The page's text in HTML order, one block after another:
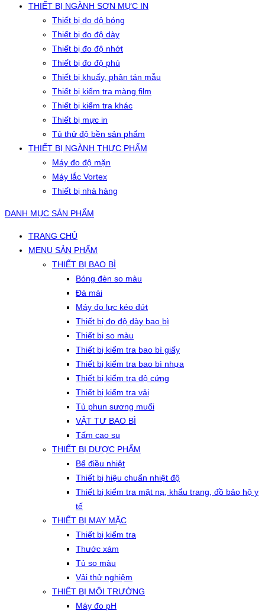
THIẾT BỊ NGÀNH SƠN MỰC IN
Thiết bị đo độ bóng
Thiết bị đo độ dày
Thiết bị đo độ nhớt
Thiết bị đo độ phủ
Thiết bị khuấy, phân tán mẫu
Thiết bị kiểm tra màng film
Thiết bị kiểm tra khác
Thiết bị mực in
Tủ thử độ bền sản phẩm
THIẾT BỊ NGÀNH THỰC PHẨM
Máy đo độ mặn
Máy lắc Vortex
Thiết bị nhà hàng
DANH MỤC SẢN PHẨM
TRANG CHỦ
MENU SẢN PHẨM
THIẾT BỊ BAO BÌ
Bóng đèn so màu
Đá mài
Máy đo lực kéo đứt
Thiết bị đo độ dày bao bì
Thiết bị so màu
Thiết bị kiểm tra bao bì giấy
Thiết bị kiểm tra bao bì nhựa
Thiết bị kiểm tra độ cứng
Thiết bị kiểm tra vải
Tủ phun sương muối
VẬT TƯ BAO BÌ
Tấm cao su
THIẾT BỊ DƯỢC PHẨM
Bể điều nhiệt
Thiết bị hiệu chuẩn nhiệt độ
Thiết bị kiểm tra mặt nạ, khẩu trang, đồ bảo hộ y
tế
THIẾT BỊ MAY MẶC
Thiết bị kiểm tra
Thước xám
Tủ so màu
Vải thử nghiệm
THIẾT BỊ MÔI TRƯỜNG
Máy đo pH